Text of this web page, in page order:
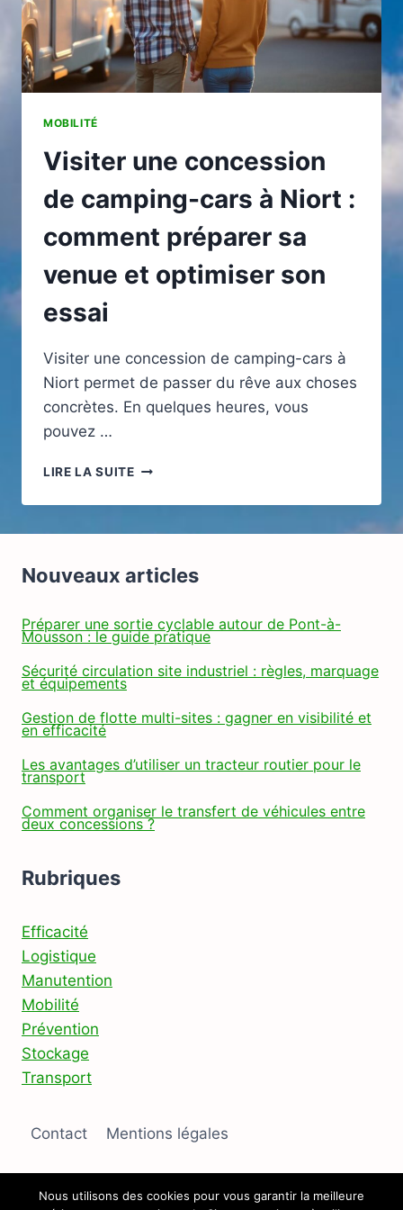
MOBILITÉ
Visiter une concession
de camping-cars à Niort :
comment préparer sa
venue et optimiser son
essai
Visiter une concession de camping-cars à
Niort permet de passer du rêve aux choses
concrètes. En quelques heures, vous
pouvez …
LIRE LA SUITEVISITER
CONCESSION
À
:
COMMENT
SA
ET
ESSAI
Nouveaux articles
Préparer une sortie cyclable autour de Pont-à-
Mousson : le guide pratique
Sécurité circulation site industriel : règles, marquage
et équipements
Gestion de flotte multi-sites : gagner en visibilité et
en efficacité
Les avantages d’utiliser un tracteur routier pour le
transport
Comment organiser le transfert de véhicules entre
deux concessions ?
Rubriques
Efficacité
Logistique
Manutention
Mobilité
Prévention
Stockage
Transport
Contact Mentions légales
Nous utilisons des cookies pour vous garantir la meilleure